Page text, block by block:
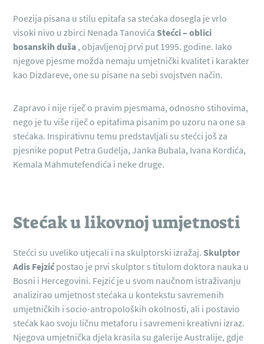
Poezija pisana u stilu epitafa sa stećaka dosegla je vrlo
visoki nivo u zbirci Nenada TanovićaStećci – oblici
bosanskih duša , objavljenoj prvi put 1995. godine. Iako
njegove pjesme možda nemaju umjetnički kvalitet i karakter
kao Dizdareve, one su pisane na sebi svojstven način.
Zapravo i nije riječ o pravim pjesmama, odnosno stihovima,
nego je tu više riječ o epitafima pisanim po uzoru na one sa
stećaka. Inspirativnu temu predstavljali su stećci još za
pjesnike poput Petra Gudelja, Janka Bubala, Ivana Kordića,
Kemala Mahmutefendića i neke druge.
Stećak u likovnoj umjetnosti
Stećci su uveliko utjecali i na skulptorski izražaj.Skulptor
Adis Fejzićpostao je prvi skulptor s titulom doktora nauka u
Bosni i Hercegovini. Fejzić je u svom naučnom istraživanju
analizirao umjetnost stećaka u kontekstu savremenih
umjetničkih i socio-antropoloških okolnosti, ali i postavio
stećak kao svoju ličnu metaforu i savremeni kreativni izraz.
Njegova umjetnička djela krasila su galerije Australije, gdje